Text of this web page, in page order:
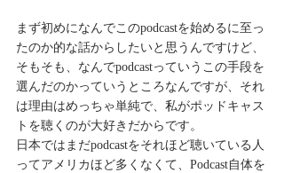
まず初めになんでこのpodcastを始めるに至っ
たのか的な話からしたいと思うんですけど、
そもそも、なんでpodcastっていうこの手段を
選んだのかっていうところなんですが、それ
は理由はめっちゃ単純で、私がポッドキャス
トを聴くのが大好きだからです。
日本ではまだpodcastをそれほど聴いている人
ってアメリカほど多くなくて、Podcast自体を